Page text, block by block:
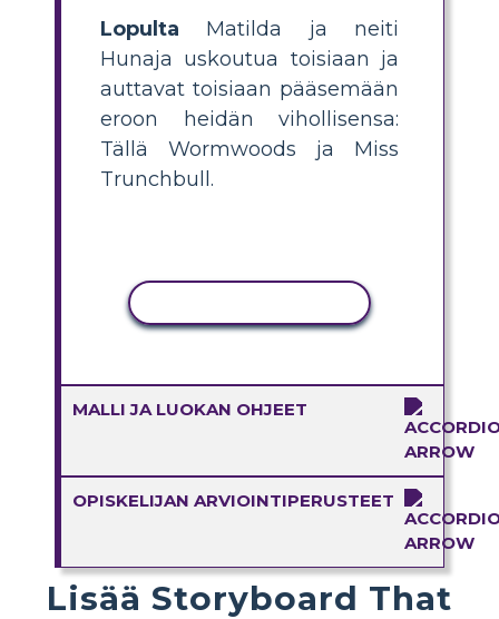
Lopulta Matilda ja neiti
Hunaja uskoutua toisiaan ja
auttavat toisiaan pääsemään
eroon heidän vihollisensa:
Tällä Wormwoods ja Miss
Trunchbull.
MALLI JA LUOKAN OHJEET
OPISKELIJAN ARVIOINTIPERUSTEET
Lisää Storyboard That